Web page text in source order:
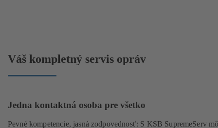
Váš kompletný servis opráv
Jedna kontaktná osoba pre všetko
Pevné kompetencie, jasná zodpovednosť: S KSB SupremeServ